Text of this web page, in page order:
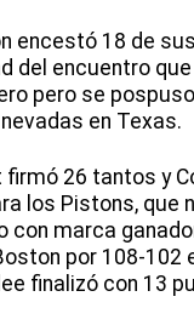
encestó 18 de
del encuentro
pero se
en Texas.
firmó 26 tantos y
los Pistons, que
con marca
por 108-102
finalizó con 13